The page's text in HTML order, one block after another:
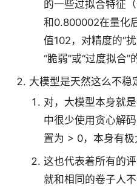
的一些过拟合特征
和0.800002在量化
值102，对精度的“
“脆弱”或“过度拟合”
大模型是天然这么不稳
对，大模型本身就
中很少使用贪心解
置为 > 0，本身有极
这也代表着所有的
就和相同的卷子人